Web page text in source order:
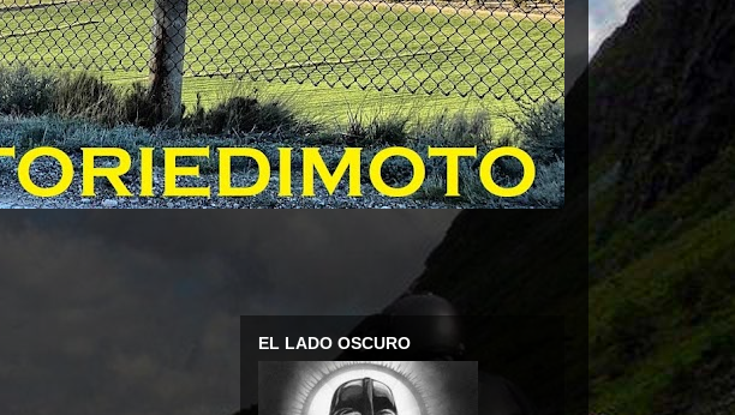
EL LADO OSCURO